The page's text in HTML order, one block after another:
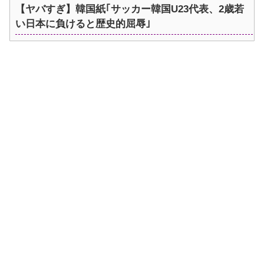
【ヤバすぎ】韓国紙｢サッカー韓国U23代表、2歳若
い日本に負けると歴史的屈辱｣